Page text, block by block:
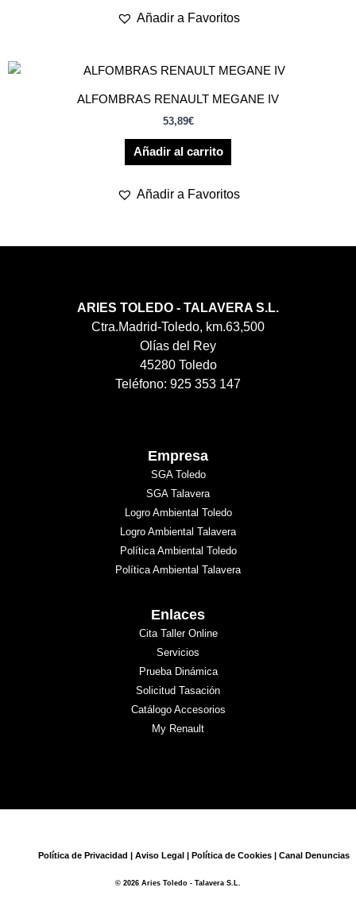
Añadir a Favoritos
ALFOMBRAS RENAULT MEGANE IV
53,89€
Añadir al carrito
Añadir a Favoritos
ARIES TOLEDO - TALAVERA S.L.
Ctra.Madrid-Toledo, km.63,500
Olías del Rey
45280 Toledo
Teléfono: 925 353 147
Empresa
SGA Toledo
SGA Talavera
Logro Ambiental Toledo
Logro Ambiental Talavera
Política Ambiental Toledo
Política Ambiental Talavera
Enlaces
Cita Taller Online
Servicios
Prueba Dinámica
Solicitud Tasación
Catálogo Accesorios
My Renault
Política de Privacidad | Aviso Legal | Política de Cookies | Canal Denuncias
© 2026 Aries Toledo - Talavera S.L.